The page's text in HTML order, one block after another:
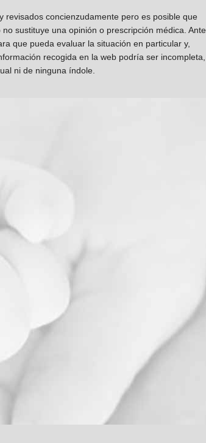
concienzudamente pero es posible que
sustituye una opinión o prescripción médica. Ante
que pueda evaluar la situación en particular y,
recogida en la web podría ser incompleta,
ni de ninguna índole.